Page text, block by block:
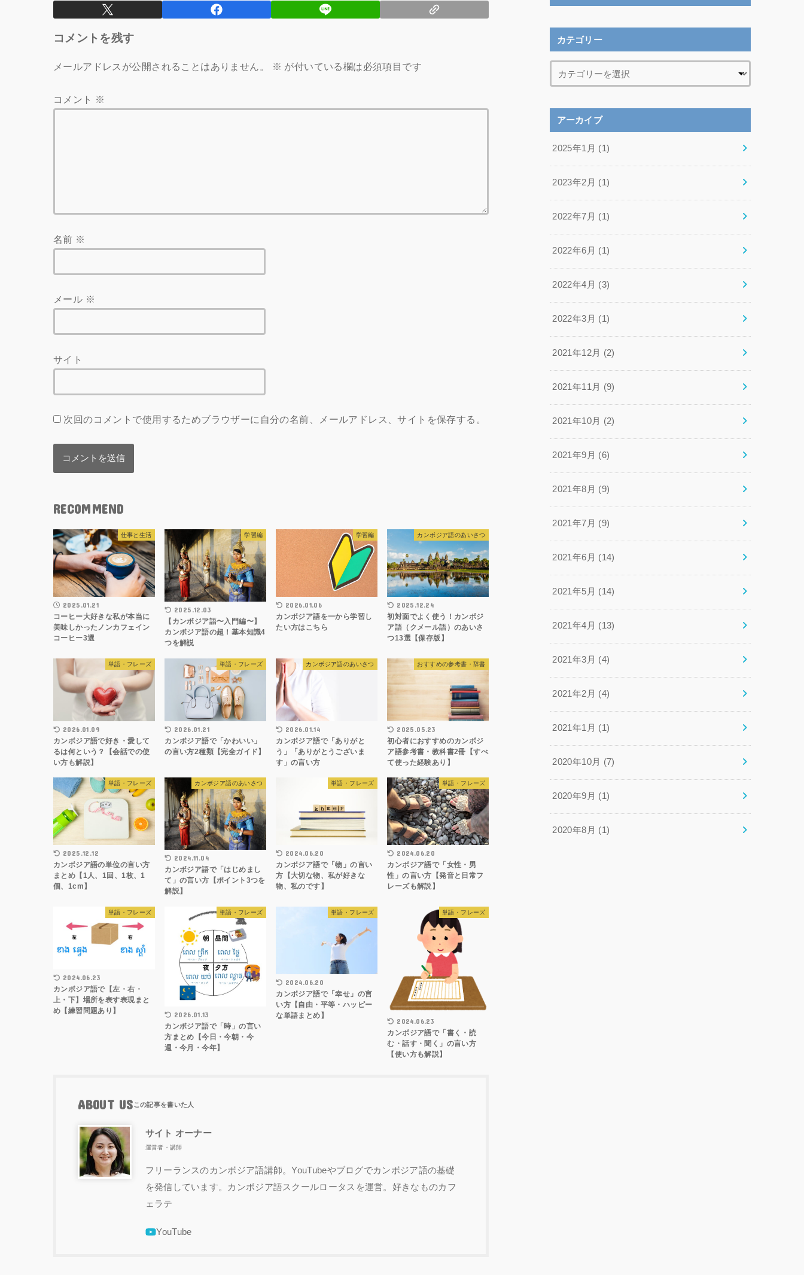
コメントを残す
メールアドレスが公開されることはありません。 ※ が付いている欄は必須項目です
コメント ※
名前 ※
メール ※
サイト
次回のコメントで使用するためブラウザーに自分の名前、メールアドレス、サイトを保存する。
RECOMMEND
仕事と生活
2025.01.21
コーヒー大好きな私が本当に
美味しかったノンカフェイン
コーヒー3選
学習編
2025.12.03
【カンボジア語〜入門編〜】
カンボジア語の超！基本知識4
つを解説
学習編
2026.01.06
カンボジア語を一から学習し
たい方はこちら
カンボジア語のあいさつ
2025.12.24
初対面でよく使う！カンボジ
ア語（クメール語）のあいさ
つ13選【保存版】
単語・フレーズ
2026.01.09
カンボジア語で好き・愛して
るは何という？【会話での使
い方も解説】
単語・フレーズ
2026.01.21
カンボジア語で「かわいい」
の言い方2種類【完全ガイド】
カンボジア語のあいさつ
2026.01.14
カンボジア語で「ありがと
う」「ありがとうございま
す」の言い方
おすすめの参考書・辞書
2025.05.23
初心者におすすめのカンボジ
ア語参考書・教科書2冊【すべ
て使った経験あり】
単語・フレーズ
2025.12.12
カンボジア語の単位の言い方
まとめ【1人、1回、1枚、1
個、1cm】
カンボジア語のあいさつ
2024.11.04
カンボジア語で「はじめまし
て」の言い方【ポイント3つを
解説】
単語・フレーズ
2024.06.20
カンボジア語で「物」の言い
方【大切な物、私が好きな
物、私のです】
単語・フレーズ
2024.06.20
カンボジア語で「女性・男
性」の言い方【発音と日常フ
レーズも解説】
単語・フレーズ
2024.06.23
カンボジア語で【左・右・
上・下】場所を表す表現まと
め【練習問題あり】
単語・フレーズ
2026.01.13
カンボジア語で「時」の言い
方まとめ【今日・今朝・今
週・今月・今年】
単語・フレーズ
2024.06.20
カンボジア語で「幸せ」の言
い方【自由・平等・ハッピー
な単語まとめ】
単語・フレーズ
2024.06.23
カンボジア語で「書く・読
む・話す・聞く」の言い方
【使い方も解説】
ABOUT US
サイト オーナー
運営者・講師
フリーランスのカンボジア語講師。YouTubeやブログでカンボジア語の基礎
を発信しています。カンボジア語スクールロータスを運営。好きなものカフ
ェラテ
カテゴリー
アーカイブ
2025年1月 (1)
2023年2月 (1)
2022年7月 (1)
2022年6月 (1)
2022年4月 (3)
2022年3月 (1)
2021年12月 (2)
2021年11月 (9)
2021年10月 (2)
2021年9月 (6)
2021年8月 (9)
2021年7月 (9)
2021年6月 (14)
2021年5月 (14)
2021年4月 (13)
2021年3月 (4)
2021年2月 (4)
2021年1月 (1)
2020年10月 (7)
2020年9月 (1)
2020年8月 (1)